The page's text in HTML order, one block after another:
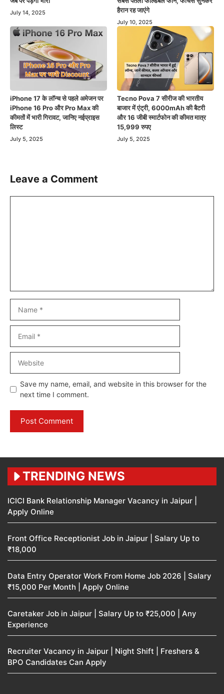
July 14, 2025
हैरान रह जाएंगे
July 10, 2025
iPhone 17 के लॉन्च से पहले अमेजन पर
iPhone 16 Pro और Pro Max की
कीमतों में भारी गिरावट, जानिए नईप्राइस
लिस्ट
July 5, 2025
Tecno Pova 7 सीरीज की भारतीय
बाजार में एंट्री, 6000mAh की बैटरी
और 16 जीबी स्मार्टफोन की कीमत मात्र
15,999 रुपए
July 5, 2025
Leave a Comment
Save my name, email, and website in this browser for the
next time I comment.
TRENDING NEWS
ICICI Bank Relationship Manager Vacancy in Jaipur |
Apply Online
Front Office Receptionist Job in Jaipur | Salary Up to
₹18,000
Data Entry Operator Work From Home Job 2026 | Salary
₹15,000 Per Month | Apply Online
Caretaker Job in Jaipur | Salary Up to ₹25,000 | Any
Experience
Recruiter Vacancy in Jaipur | Night Shift | Freshers &
BPO Candidates Can Apply